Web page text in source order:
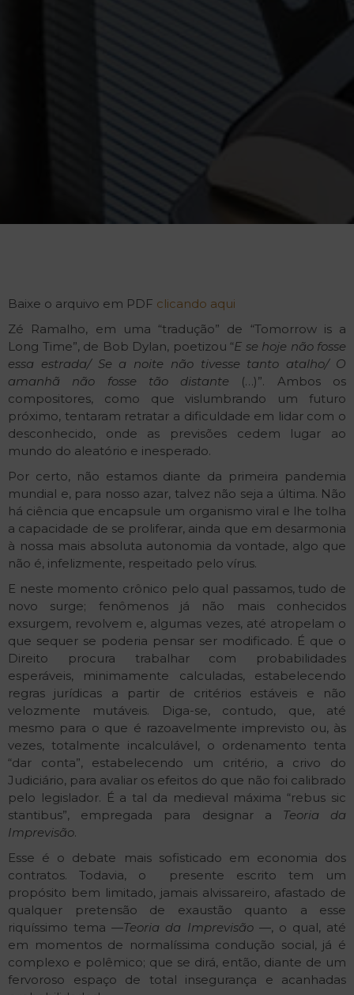
Baixe o arquivo em PDF clicando aqui
Zé Ramalho, em uma “tradução” de “Tomorrow is a
Long Time”, de Bob Dylan, poetizou “E se hoje não fosse
essa estrada/ Se a noite não tivesse tanto atalho/ O
amanhã não fosse tão distante (…)”. Ambos os
compositores, como que vislumbrando um futuro
próximo, tentaram retratar a dificuldade em lidar com o
desconhecido, onde as previsões cedem lugar ao
mundo do aleatório e inesperado.
Por certo, não estamos diante da primeira pandemia
mundial e, para nosso azar, talvez não seja a última. Não
há ciência que encapsule um organismo viral e lhe tolha
a capacidade de se proliferar, ainda que em desarmonia
à nossa mais absoluta autonomia da vontade, algo que
não é, infelizmente, respeitado pelo vírus.
E neste momento crônico pelo qual passamos, tudo de
novo surge; fenômenos já não mais conhecidos
exsurgem, revolvem e, algumas vezes, até atropelam o
que sequer se poderia pensar ser modificado. É que o
Direito procura trabalhar com probabilidades
esperáveis, minimamente calculadas, estabelecendo
regras jurídicas a partir de critérios estáveis e não
velozmente mutáveis. Diga-se, contudo, que, até
mesmo para o que é razoavelmente imprevisto ou, às
vezes, totalmente incalculável, o ordenamento tenta
“dar conta”, estabelecendo um critério, a crivo do
Judiciário, para avaliar os efeitos do que não foi calibrado
pelo legislador. É a tal da medieval máxima “rebus sic
stantibus”, empregada para designar a Teoria da
Imprevisão.
Esse é o debate mais sofisticado em economia dos
contratos. Todavia, o presente escrito tem um
propósito bem limitado, jamais alvissareiro, afastado de
qualquer pretensão de exaustão quanto a esse
riquíssimo tema —Teoria da Imprevisão—, o qual, até
em momentos de normalíssima condução social, já é
complexo e polêmico; que se dirá, então, diante de um
fervoroso espaço de total insegurança e acanhadas